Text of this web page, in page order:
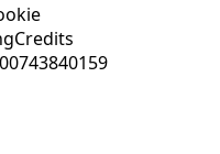
Credits